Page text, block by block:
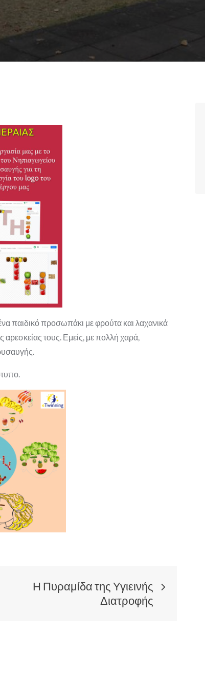
παιδικό προσωπάκι με φρούτα και λαχανικά
αρεσκείας τους. Εμείς, με πολλή χαρά,
Η Πυραμίδα της Υγιεινής
Διατροφής